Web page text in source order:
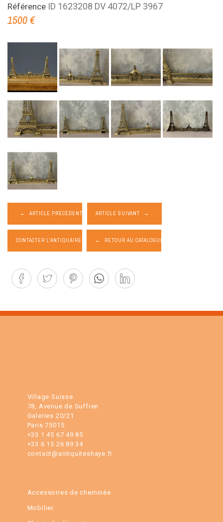
Référence ID 1623208 DV 4072/LP 3967
1500 €
ARTICLE PRÉCÉDENT ARTICLE SUIVANT
CONTACTER L'ANTIQUAIRE RETOUR AU CATALOGUE
Village Suisse
78, Avenue de Suffren
Galeries 20/21
Paris 75015
+33 1 45 67 49 85
+33 6 15 26 89 34
contact@antiquiteshaye.fr
Accessoires de cheminée
Mobilier